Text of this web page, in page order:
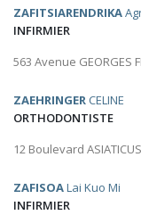
ZAFITSIARENDRIKA
INFIRMIER
563 Avenue GEORGES
ZAEHRINGER CELINE
ORTHODONTISTE
12 Boulevard
ZAFISOALai Kuo Mi
INFIRMIER